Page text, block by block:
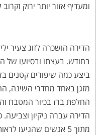
ומעדיף אזור יותר ירוק וקרוב
בחודש. בעצתו ובסיועו של
ביצע כמה שיפורים קטנים
מזגן באחד מחדרי השינה,
החלפת ברז בכיור המטבח
הדירה עברה ניקיון
מתוך 5 אנשים